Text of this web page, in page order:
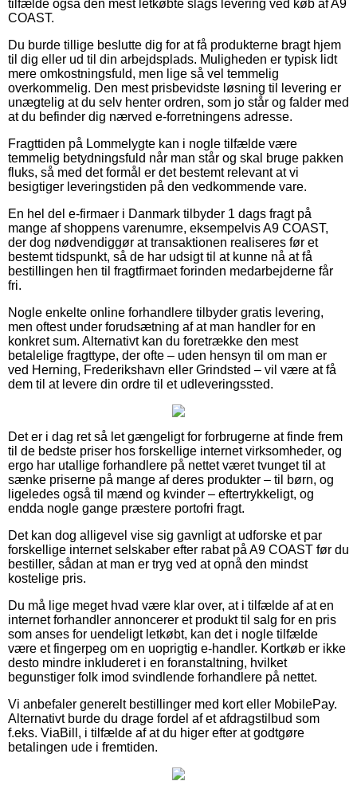
tilfælde også den mest letkøbte slags levering ved køb af A9
COAST.
Du burde tillige beslutte dig for at få produkterne bragt hjem
til dig eller ud til din arbejdsplads. Muligheden er typisk lidt
mere omkostningsfuld, men lige så vel temmelig
overkommelig. Den mest prisbevidste løsning til levering er
unægtelig at du selv henter ordren, som jo står og falder med
at du befinder dig nærved e-forretningens adresse.
Fragttiden på Lommelygte kan i nogle tilfælde være
temmelig betydningsfuld når man står og skal bruge pakken
fluks, så med det formål er det bestemt relevant at vi
besigtiger leveringstiden på den vedkommende vare.
En hel del e-firmaer i Danmark tilbyder 1 dags fragt på
mange af shoppens varenumre, eksempelvis A9 COAST,
der dog nødvendiggør at transaktionen realiseres før et
bestemt tidspunkt, så de har udsigt til at kunne nå at få
bestillingen hen til fragtfirmaet forinden medarbejderne får
fri.
Nogle enkelte online forhandlere tilbyder gratis levering,
men oftest under forudsætning af at man handler for en
konkret sum. Alternativt kan du foretrække den mest
betalelige fragttype, der ofte – uden hensyn til om man er
ved Herning, Frederikshavn eller Grindsted – vil være at få
dem til at levere din ordre til et udleveringssted.
Det er i dag ret så let gængeligt for forbrugerne at finde frem
til de bedste priser hos forskellige internet virksomheder, og
ergo har utallige forhandlere på nettet været tvunget til at
sænke priserne på mange af deres produkter – til børn, og
ligeledes også til mænd og kvinder – eftertrykkeligt, og
endda nogle gange præstere portofri fragt.
Det kan dog alligevel vise sig gavnligt at udforske et par
forskellige internet selskaber efter rabat på A9 COAST før du
bestiller, sådan at man er tryg ved at opnå den mindst
kostelige pris.
Du må lige meget hvad være klar over, at i tilfælde af at en
internet forhandler annoncerer et produkt til salg for en pris
som anses for uendeligt letkøbt, kan det i nogle tilfælde
være et fingerpeg om en uoprigtig e-handler. Kortkøb er ikke
desto mindre inkluderet i en foranstaltning, hvilket
begunstiger folk imod svindlende forhandlere på nettet.
Vi anbefaler generelt bestillinger med kort eller MobilePay.
Alternativt burde du drage fordel af et afdragstilbud som
f.eks. ViaBill, i tilfælde af at du higer efter at godtgøre
betalingen ude i fremtiden.